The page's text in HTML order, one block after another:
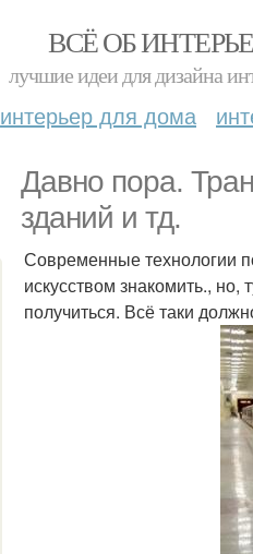
ВСЁ ОБ
лучшие идеи для дизайна
интерьер для дома
Давно пора.
зданий и тд.
Современные технологии
искусством знакомить., но,
получиться. Всё таки